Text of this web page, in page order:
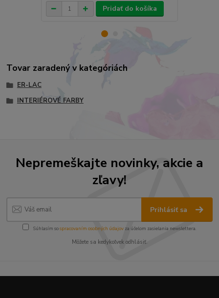
Pridať do košíka
Tovar zaradený v kategóriách
ER-LAC
INTERIÉROVÉ FARBY
Nepremeškajte novinky, akcie a
zľavy!
Prihlásiť sa
Súhlasím sospracovaním osobných údajov za účelom zasielania newslettera.
Môžete sa kedykoľvek odhlásiť.